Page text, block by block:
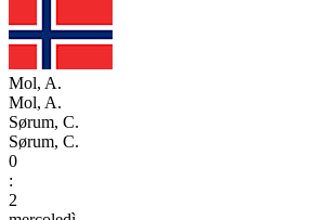
Mol, A.
Mol, A.
Sørum, C.
Sørum, C.
0
:
2